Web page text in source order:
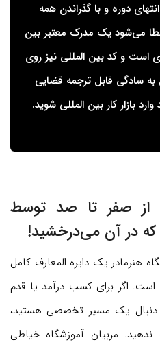
دوره و با گذراندن همه
می‌شود یک مدرک معتبر بین
است و کد بین المللی نیز روی
سادگی قابل ترجمه قضایی
بازار کار بین المللی شوید.
از صفر تا صد توسط
که در آن می‌درخشید!
هنرمادر یک دایره المعارف کامل
اگر برای کسب درآمد یا قدم
دنبال یک مسیر تخصصی هستید،
مربیان آموزشگاه خیاطی